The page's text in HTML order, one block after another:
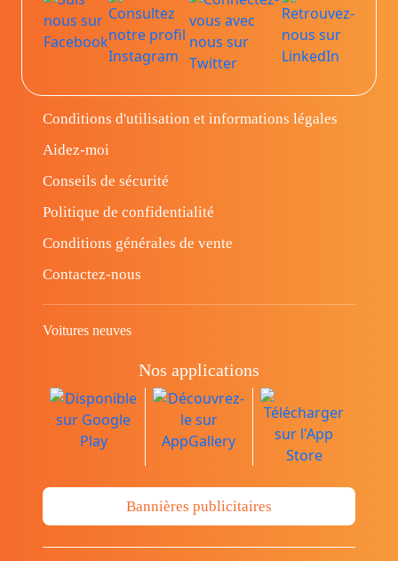
Conditions d'utilisation et informations légales
Aidez-moi
Conseils de sécurité
Politique de confidentialité
Conditions générales de vente
Contactez-nous
Voitures neuves
Nos applications
Bannières publicitaires